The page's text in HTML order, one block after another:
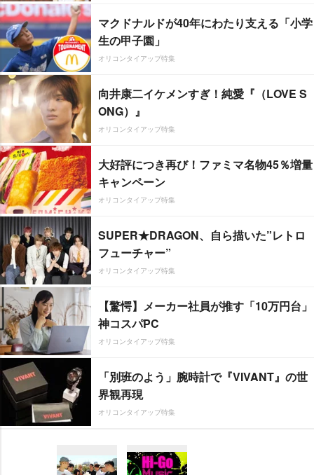
マクドナルドが40年にわたり支える「小学
生の甲子園」
オリコンタイアップ特集
向井康二イケメンすぎ！純愛『（LOVE S
ONG）』
オリコンタイアップ特集
大好評につき再び！ファミマ名物45％増量
キャンペーン
オリコンタイアップ特集
SUPER★DRAGON、自ら描いた”レトロ
フューチャー”
オリコンタイアップ特集
【驚愕】メーカー社員が推す「10万円台」
神コスパPC
オリコンタイアップ特集
「別班のよう」腕時計で『VIVANT』の世
界観再現
オリコンタイアップ特集